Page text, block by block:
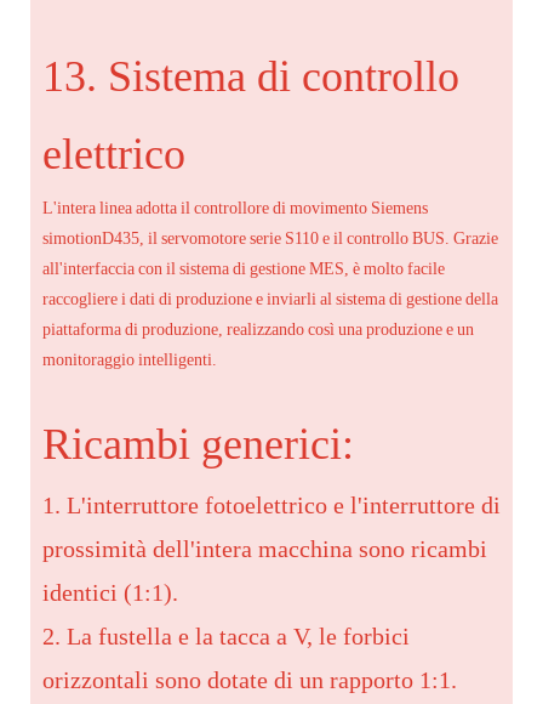
13. Sistema di controllo
elettrico
L'intera linea adotta il controllore di movimento Siemens
simotionD435, il servomotore serie S110 e il controllo BUS. Grazie
all'interfaccia con il sistema di gestione MES, è molto facile
raccogliere i dati di produzione e inviarli al sistema di gestione della
piattaforma di produzione, realizzando così una produzione e un
monitoraggio intelligenti.
Ricambi generici:
1. L'interruttore fotoelettrico e l'interruttore di
prossimità dell'intera macchina sono ricambi
identici (1:1).
2. La fustella e la tacca a V, le forbici
orizzontali sono dotate di un rapporto 1:1.